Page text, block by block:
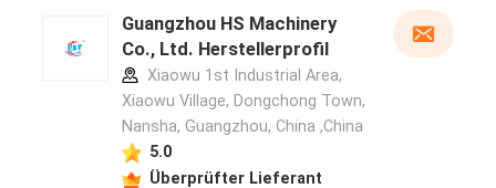
Guangzhou HS Machinery
Co., Ltd. Herstellerprofil
Xiaowu 1st Industrial Area,
Xiaowu Village, Dongchong Town,
Nansha, Guangzhou, China ,China
5.0
Überprüfter Lieferant